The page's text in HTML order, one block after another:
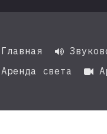
Главная 
Аренда света 